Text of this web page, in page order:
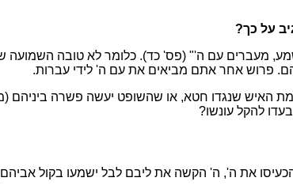
על כך?
מעברים עם ה'" (פס' כד). כלומר לא טובה
פרוש אחר אתם מביאים את עם ה' לידי עברות.
האיש שנגדו חטא, או שהשופט יעשה פשרה ביניהם
להקל עונשו?
את ה', ה' הקשה את ליבם לבל ישמעו בקול